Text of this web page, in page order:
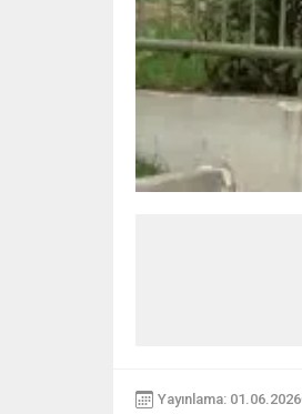
Yayınlama: 01.06.2026